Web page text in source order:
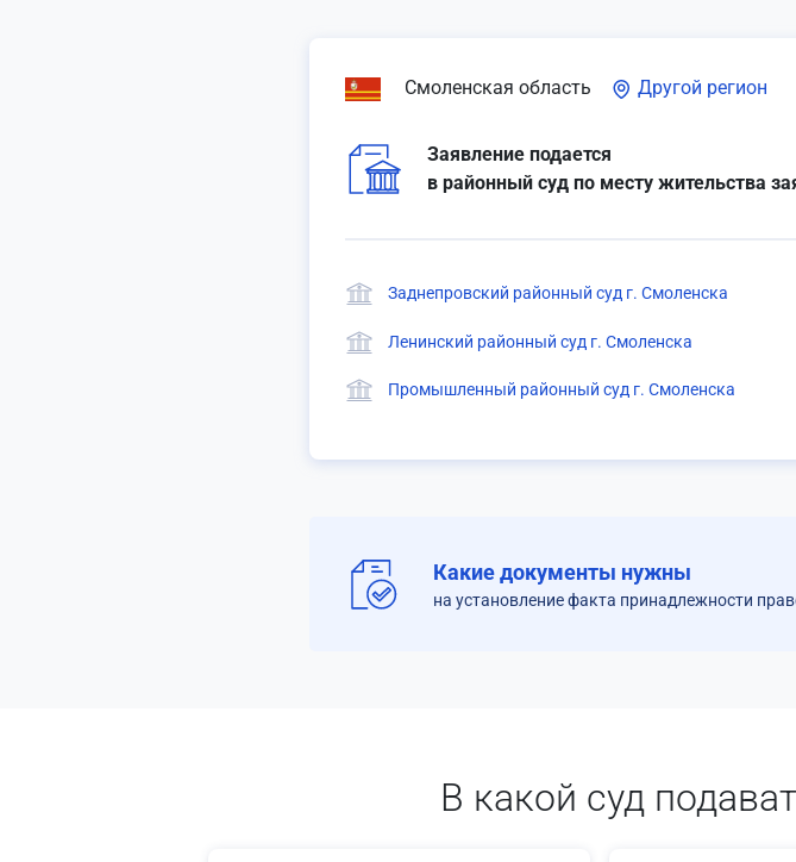
Смоленская область Другой регион
Заявление подается
в районный суд по месту жительства
Заднепровский районный суд г. Смоленска
Ленинский районный суд г. Смоленска
Промышленный районный суд г. Смоленска
Какие документы нужны
на установление факта принадлежности
В какой суд